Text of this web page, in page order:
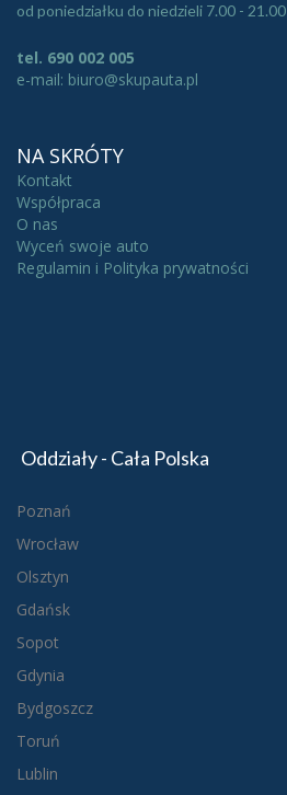
od poniedziałku do niedzieli 7.00 - 21.00
tel. 690 002 005
e-mail: biuro@skupauta.pl
NA SKRÓTY
Kontakt
Współpraca
O nas
Wyceń swoje auto
Regulamin i Polityka prywatności
Oddziały - Cała Polska
Poznań
Wrocław
Olsztyn
Gdańsk
Sopot
Gdynia
Bydgoszcz
Toruń
Lublin